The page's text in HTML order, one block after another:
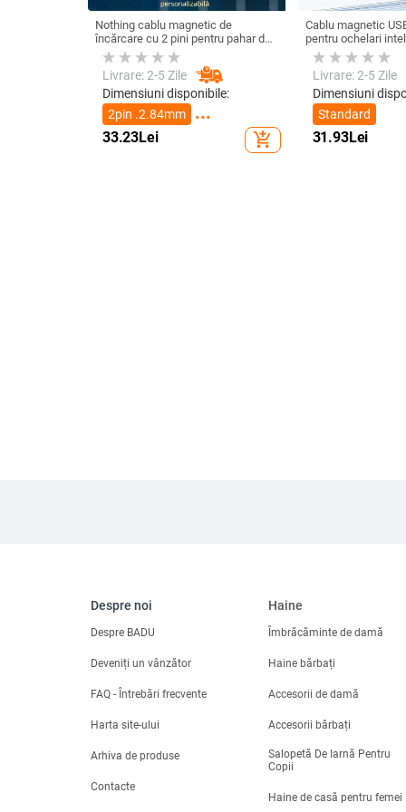
Nothing cablu magnetic de
încărcare cu 2 pini pentru pahar de
suc și ceas inteligent – 60 cm,
magnet puternic N52, distanța pini
7,62 mm
Livrare: 2-5 Zile
Dimensiuni disponibile:
2pin .2.84mm
2pin 4.0mm
33.23Lei add_shopping_cart
Cablu magnetic
pentru ochelari
brățară – unu la
4.0-12.3, brand
Livrare: 2-5 Zile
Dimensiuni
Standard
31.93Lei
Despre noi
Despre BADU
Deveniți un vânzător
FAQ - Întrebări frecvente
Harta site-ului
Arhiva de produse
Contacte
Haine
Îmbrăcăminte de damă
Haine bărbați
Accesorii de damă
Accesorii bărbați
Salopetă De Iarnă Pentru
Copii
Haine de casă pentru femei